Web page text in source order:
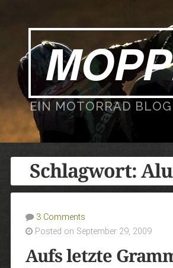
EIN MOTORRAD BLOG
Schlagwort:
3 Comments
Posted on September 29, 2009
Aufs letzte